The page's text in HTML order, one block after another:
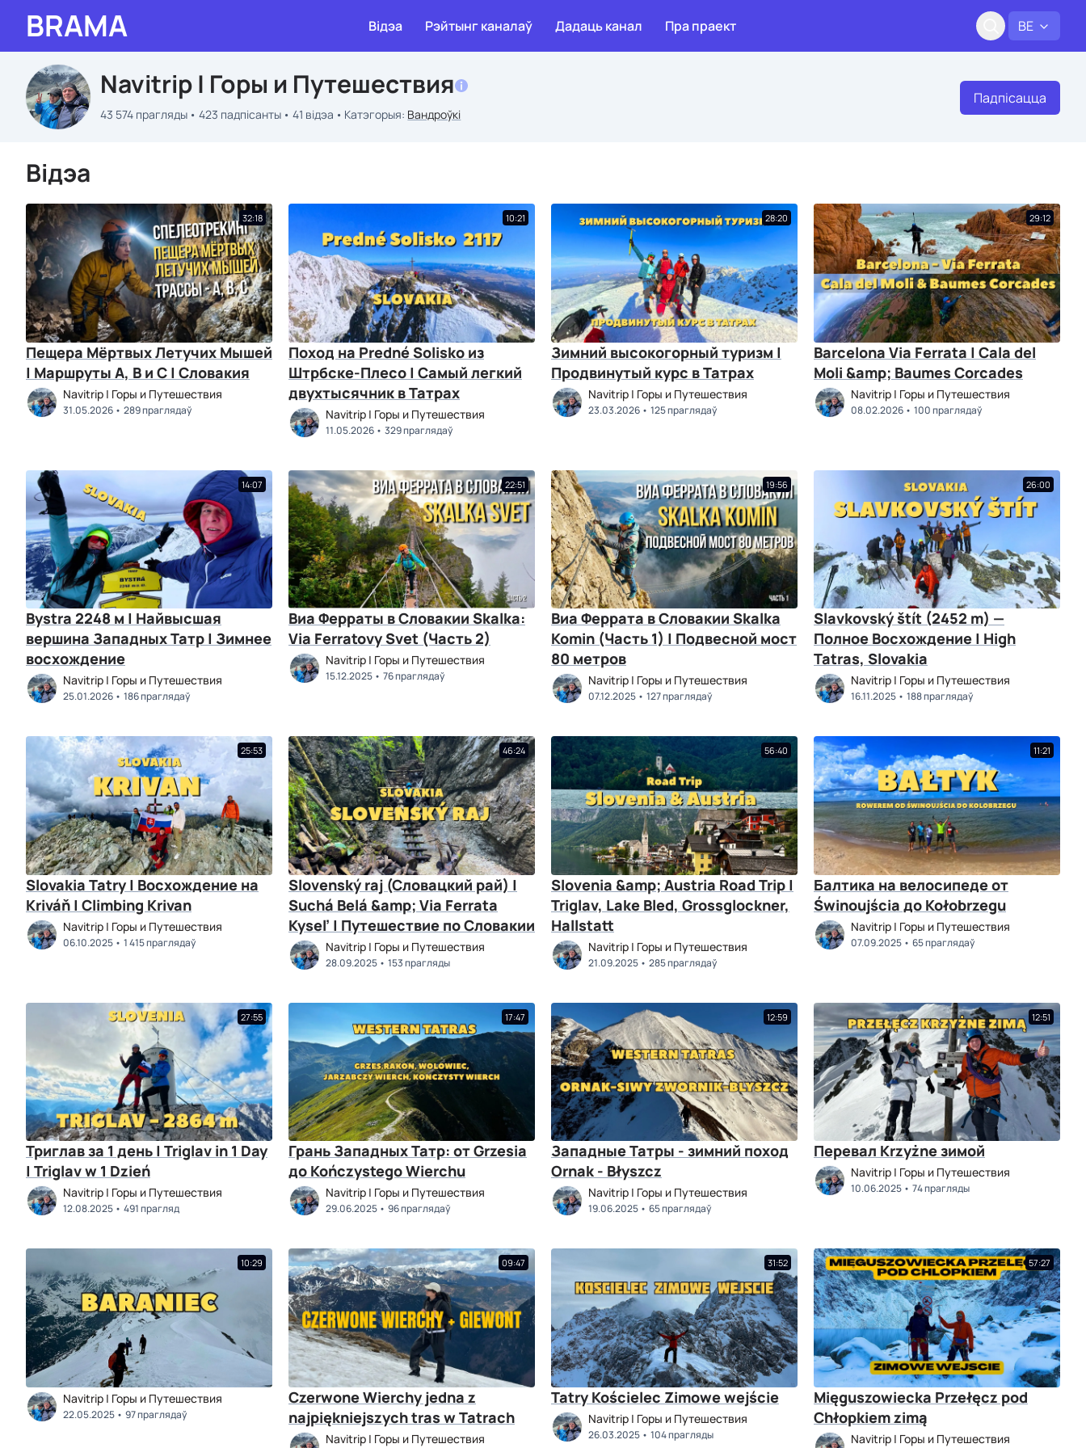
BRAMA BE
Відэа Рэйтынг каналаў Дадаць канал Пра праект
Navitrip | Горы и Путешествия
43 574 прагляды 423 падпісанты 41 відэа Катэгорыя: Вандроўкі
Падпісацца
Відэа
32:18
Пещера Мёртвых Летучих Мышей
| Маршруты A, B и C | Словакия
Navitrip | Горы и Путешествия
31.05.2026 289 праглядаў
10:21
Поход на Predné Solisko из
Штрбске-Плесо | Самый легкий
двухтысячник в Татрах
Navitrip | Горы и Путешествия
11.05.2026 329 праглядаў
28:20
Зимний высокогорный туризм |
Продвинутый курс в Татрах
Navitrip | Горы и Путешествия
23.03.2026 125 праглядаў
29:12
Barcelona Via Ferrata | Cala del
Moli &amp; Baumes Corcades
Navitrip | Горы и Путешествия
08.02.2026 100 праглядаў
14:07
Bystra 2248 м | Найвысшая
вершина Западных Татр | Зимнее
восхождение
Navitrip | Горы и Путешествия
25.01.2026 186 праглядаў
22:51
Виа Ферраты в Словакии Skalka:
Via Ferratovy Svet (Часть 2)
Navitrip | Горы и Путешествия
15.12.2025 76 праглядаў
19:56
Виа Феррата в Словакии Skalka
Komin (Часть 1) | Подвесной мост
80 метров
Navitrip | Горы и Путешествия
07.12.2025 127 праглядаў
26:00
Slavkovský štít (2452 m) —
Полное Восхождение | High
Tatras, Slovakia
Navitrip | Горы и Путешествия
16.11.2025 188 праглядаў
25:53
Slovakia Tatry | Восхождение на
Kriváň | Climbing Krivan
Navitrip | Горы и Путешествия
06.10.2025 1 415 праглядаў
46:24
Slovenský raj (Словацкий рай) |
Suchá Belá &amp; Via Ferrata
Kyseľ | Путешествие по Словакии
Navitrip | Горы и Путешествия
28.09.2025 153 прагляды
56:40
Slovenia &amp; Austria Road Trip |
Triglav, Lake Bled, Grossglockner,
Hallstatt
Navitrip | Горы и Путешествия
21.09.2025 285 праглядаў
11:21
Балтика на велосипеде от
Świnoujścia до Kołobrzegu
Navitrip | Горы и Путешествия
07.09.2025 65 праглядаў
27:55
Триглав за 1 день | Triglav in 1 Day
| Triglav w 1 Dzień
Navitrip | Горы и Путешествия
12.08.2025 491 прагляд
17:47
Грань Западных Татр: от Grzesia
до Kończystego Wierchu
Navitrip | Горы и Путешествия
29.06.2025 96 праглядаў
12:59
Западные Татры - зимний поход
Ornak - Błyszcz
Navitrip | Горы и Путешествия
19.06.2025 65 праглядаў
12:51
Перевал Krzyżne зимой
Navitrip | Горы и Путешествия
10.06.2025 74 прагляды
10:29
Navitrip | Горы и Путешествия
22.05.2025 97 праглядаў
09:47
Czerwone Wierchy jedna z
najpiękniejszych tras w Tatrach
Navitrip | Горы и Путешествия
31:52
Tatry Kościelec Zimowe wejście
Navitrip | Горы и Путешествия
26.03.2025 104 прагляды
57:27
Mięguszowiecka Przełęcz pod
Chłopkiem zimą
Navitrip | Горы и Путешествия